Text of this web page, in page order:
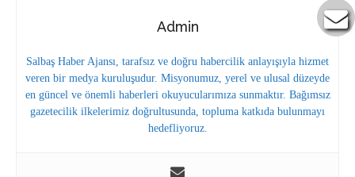
Admin
Salbaş Haber Ajansı, tarafsız ve doğru habercilik anlayışıyla hizmet
veren bir medya kuruluşudur. Misyonumuz, yerel ve ulusal düzeyde
en güncel ve önemli haberleri okuyucularımıza sunmaktır. Bağımsız
gazetecilik ilkelerimiz doğrultusunda, topluma katkıda bulunmayı
hedefliyoruz.